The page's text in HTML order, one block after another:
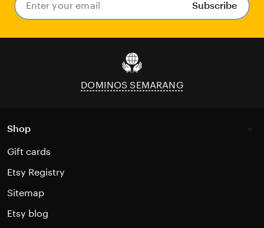
Enter
your
Subscribe
DOMINOS SEMARANG
Shop
Gift cards
Etsy Registry
Sitemap
Etsy blog